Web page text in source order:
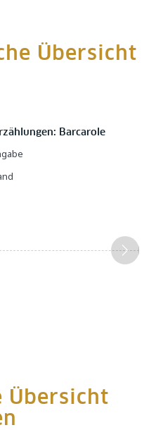
Übersicht
Barcarole
Übersicht